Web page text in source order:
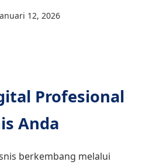
12, 2026
Profesional
Anda
berkembang melalui